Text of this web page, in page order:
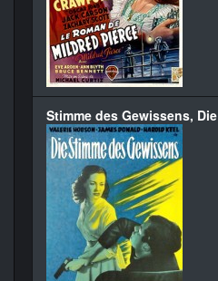
Stimme des Gewissens, Die